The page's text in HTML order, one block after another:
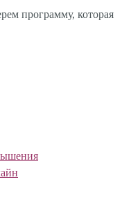
программу, которая